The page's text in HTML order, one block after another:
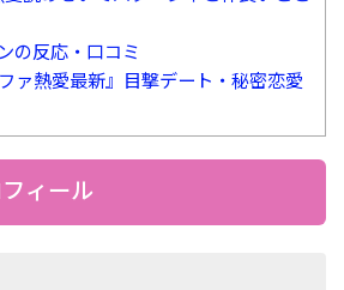
の反応・口コミ
ァ熱愛最新』目撃デート・秘密恋愛
ィール